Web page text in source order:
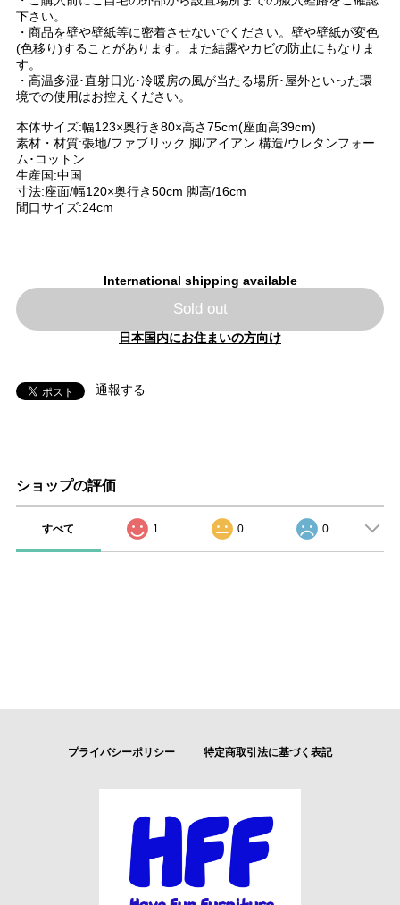
下さい。
・商品を壁や壁紙等に密着させないでください。壁や壁紙が変色
(色移り)することがあります。また結露やカビの防止にもなりま
す。
・高温多湿･直射日光･冷暖房の風が当たる場所･屋外といった環
境での使用はお控えください。
本体サイズ:幅123×奥行き80×高さ75cm(座面高39cm)
素材・材質:張地/ファブリック 脚/アイアン 構造/ウレタンフォー
ム･コットン
生産国:中国
寸法:座面/幅120×奥行き50cm 脚高/16cm
間口サイズ:24cm
International shipping available
Sold out
日本国内にお住まいの方向け
通報する
ショップの評価
すべて 1 0 0
プライバシーポリシー 特定商取引法に基づく表記